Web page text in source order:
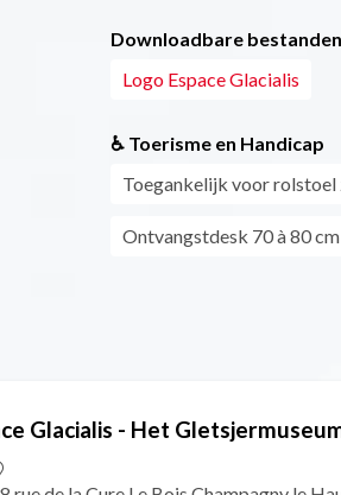
Downloadbare bestanden
Logo Espace Glacialis
♿ Toerisme en Handicap
Toegankelijk voor rolstoel
Ontvangstdesk 70 à 80
Glacialis - Het